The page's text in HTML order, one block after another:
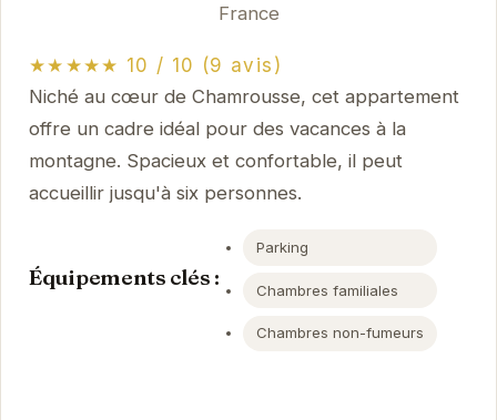
France
★★★★★ 10 / 10 (9 avis)
Niché au cœur de Chamrousse, cet appartement
offre un cadre idéal pour des vacances à la
montagne. Spacieux et confortable, il peut
accueillir jusqu'à six personnes.
Équipements clés :
Parking
Chambres familiales
Chambres non-fumeurs